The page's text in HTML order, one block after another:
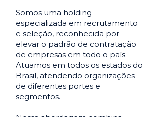
Somos uma holding
especializada em recrutamento
e seleção, reconhecida por
elevar o padrão de contratação
de empresas em todo o país.
Atuamos em todos os estados do
Brasil, atendendo organizações
de diferentes portes e
segmentos.